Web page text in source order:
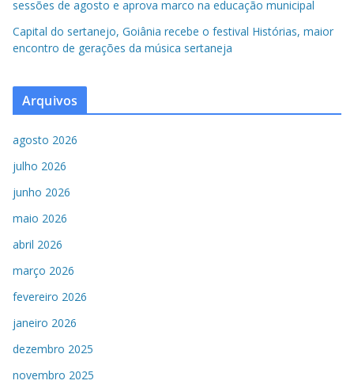
sessões de agosto e aprova marco na educação municipal
Capital do sertanejo, Goiânia recebe o festival Histórias, maior
encontro de gerações da música sertaneja
Arquivos
agosto 2026
julho 2026
junho 2026
maio 2026
abril 2026
março 2026
fevereiro 2026
janeiro 2026
dezembro 2025
novembro 2025